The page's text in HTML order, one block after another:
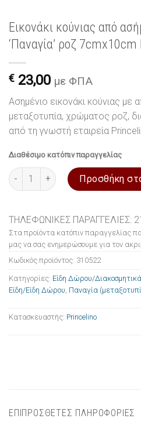
Εικονάκι κούνιας από
‘Παναγία’ ροζ
€ 23,00 με ΦΠΑ
Ασημένιο εικονάκι κούνιας με
μεταξοτυπία, χρώματος ροζ,
από τη γνωστή εταιρεία
Διαθέσιμο κατόπιν παραγγελίας
Εικονάκι κούνιας από ασήμι με
Προσθήκη
ΤΗΛΕΦΩΝΙΚΕΣ ΠΑΡΑΓΓΕΛΙΕΣ:
Στα προϊόντα κατόπιν παραγγελίας
μας να σας ενημερώσουμε για τον
Κωδικός προϊόντος: 310522
Κατηγορίες: Είδη Δώρου/Διακοσμητικά
Είδη/Είδη Δώρου Παναγία
Κατασκευαστής: Princelino
ΕΠΙΠΡΟΣΘΕΤΕΣ ΠΛΗΡΟΦΟΡΙΕΣ